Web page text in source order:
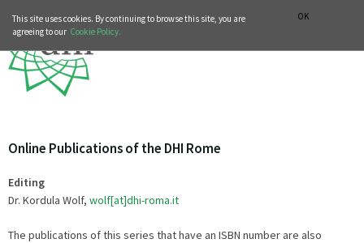
OK
This site uses cookies. By continuing to browse this site, you are
agreeing to our Cookie Policy.
Online Publications of the DHI Rome
Editing
Dr. Kordula Wolf, wolf[at]dhi-roma.it
The publications of this series that have an ISBN number are also